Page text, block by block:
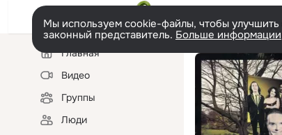
Мы используем cookie-файлы, чтобы
законный представитель. Больше информации
Левая
колонкаГлавная
Видео
Группы
Люди